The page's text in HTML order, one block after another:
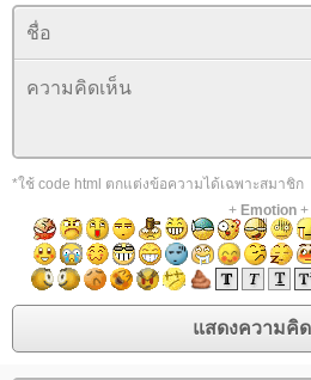
*ใช้ code html ตกแต่งข้อความได้เฉพาะสมาชิก
+ Emotion+